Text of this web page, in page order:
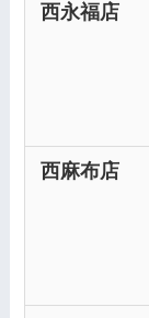
西永福店
西麻布店